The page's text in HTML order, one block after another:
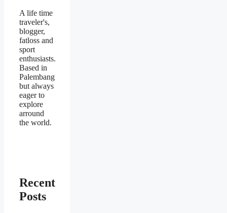
A life time
traveler's,
blogger,
fatloss and
sport
enthusiasts.
Based in
Palembang
but always
eager to
explore
arround
the world.
Recent
Posts